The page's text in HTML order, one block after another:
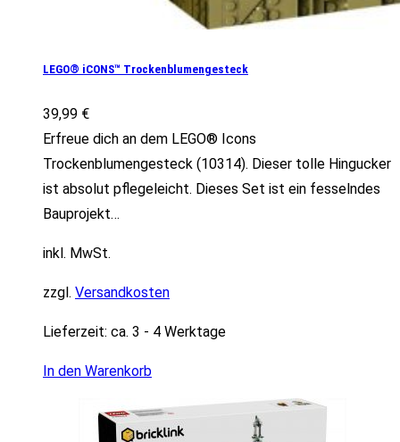
LEGO® iCONS™ Trockenblumengesteck
39,99 €
Erfreue dich an dem LEGO® Icons
Trockenblumengesteck (10314). Dieser tolle Hingucker
ist absolut pflegeleicht. Dieses Set ist ein fesselndes
Bauprojekt…
inkl. MwSt.
zzgl. Versandkosten
Lieferzeit: ca. 3 - 4 Werktage
In den Warenkorb